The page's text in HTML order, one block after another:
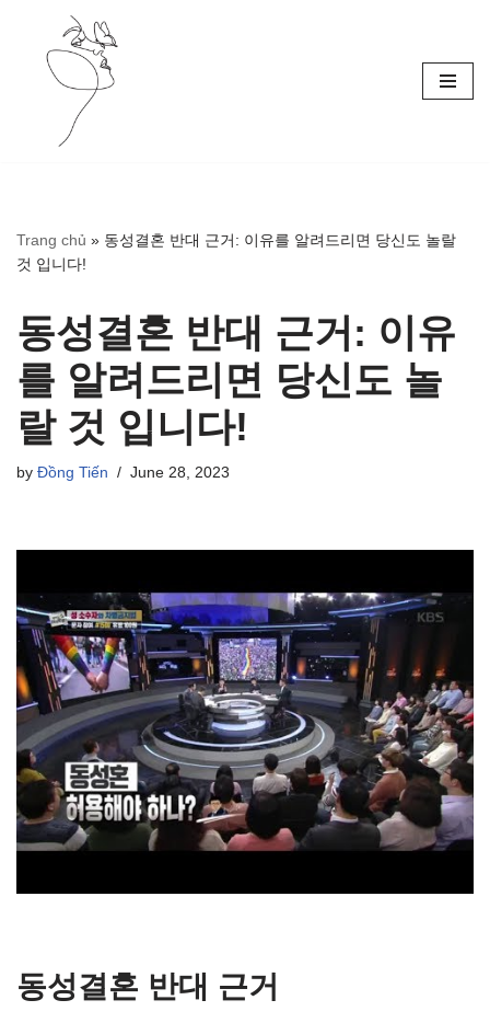
Skip
Trang chủ » 동성결혼 반대 근거: 이유를 알려드리면 당신도 놀랄
것 입니다!
동성결혼 반대 근거: 이유
를 알려드리면 당신도 놀
랄 것 입니다!
by Đồng Tiến June 28, 2023
동성결혼 반대 근거